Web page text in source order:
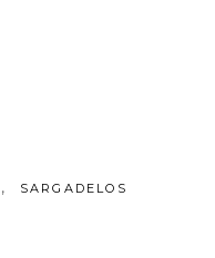
,
SARGADELOS